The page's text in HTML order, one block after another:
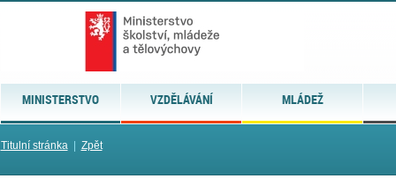
MINISTERSTVO VZDĚLÁVÁNÍ MLÁDEŽ
Titulní stránka| Zpět